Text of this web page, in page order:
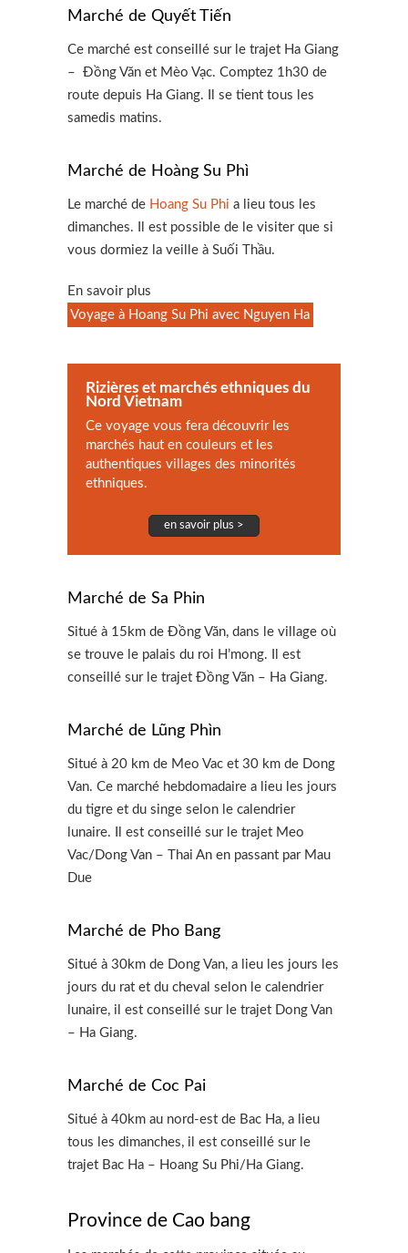
Marché de Quyết Tiến
Ce marché est conseillé sur le trajet Ha Giang
– Đồng Văn et Mèo Vạc. Comptez 1h30 de
route depuis Ha Giang. Il se tient tous les
samedis matins.
Marché de Hoàng Su Phì
Le marché de Hoang Su Phi a lieu tous les
dimanches. Il est possible de le visiter que si
vous dormiez la veille à Suối Thầu.
En savoir plus
Voyage à Hoang Su Phi avec Nguyen Ha
Rizières et marchés ethniques du
Nord Vietnam
Ce voyage vous fera découvrir les
marchés haut en couleurs et les
authentiques villages des minorités
ethniques.
en savoir plus >
Marché de Sa Phin
Situé à 15km de Đồng Văn, dans le village où
se trouve le palais du roi H’mong. Il est
conseillé sur le trajet Đồng Văn – Ha Giang.
Marché de Lũng Phìn
Situé à 20 km de Meo Vac et 30 km de Dong
Van. Ce marché hebdomadaire a lieu les jours
du tigre et du singe selon le calendrier
lunaire. Il est conseillé sur le trajet Meo
Vac/Dong Van – Thai An en passant par Mau
Due
Marché de Pho Bang
Situé à 30km de Dong Van, a lieu les jours les
jours du rat et du cheval selon le calendrier
lunaire, il est conseillé sur le trajet Dong Van
– Ha Giang.
Marché de Coc Pai
Situé à 40km au nord-est de Bac Ha, a lieu
tous les dimanches, il est conseillé sur le
trajet Bac Ha – Hoang Su Phi/Ha Giang.
Province de Cao bang